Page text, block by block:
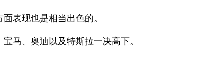
表现也是相当出色的。
马、奥迪以及特斯拉一决高下。